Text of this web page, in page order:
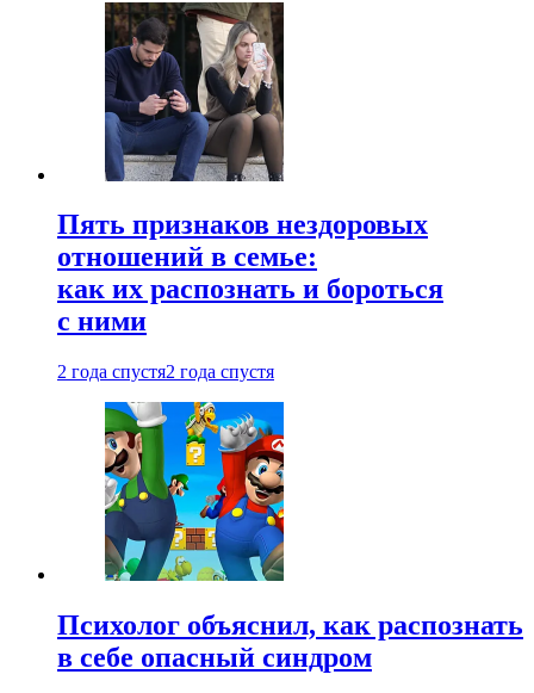
Пять признаков нездоровых
отношений в семье:
как их распознать и бороться
с ними
2 года спустя2 года спустя
Психолог объяснил, как распознать
в себе опасный синдром